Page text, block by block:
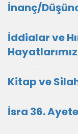
İnanç/
İddialar ve
Hayatlarımız
Kitap ve
İsra 36.